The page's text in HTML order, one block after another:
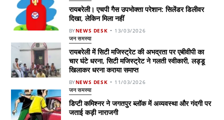
रायबरेली। एचपी गैस उपभोक्ता परेशान: सिलेंडर डिलीवर
दिखा, लेकिन मिला नहीं
BYNEWS DESK 13/03/2026
जन समस्या
रायबरेली में सिटी मजिस्ट्रेट की अभद्रता पर एबीवीपी का
चार घंटे धरना, सिटी मजिस्ट्रेट ने गलती स्वीकारी, लड्डू
खिलाकर धरना कराया समाप्त
BYNEWS DESK 11/03/2026
जन समस्या
डिप्टी कमिश्नर ने जगतपुर ब्लॉक में अव्यवस्था और गंदगी पर
जताई कड़ी नाराजगी